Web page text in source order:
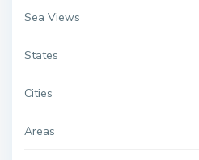
Sea Views
States
Cities
Areas
n
t
,
E